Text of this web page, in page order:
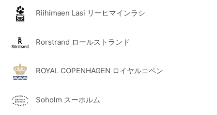
Riihimaen Lasi リーヒマインラシ
Rorstrand ロールストランド
ROYAL COPENHAGEN ロイヤルコペン
Soholm スーホルム